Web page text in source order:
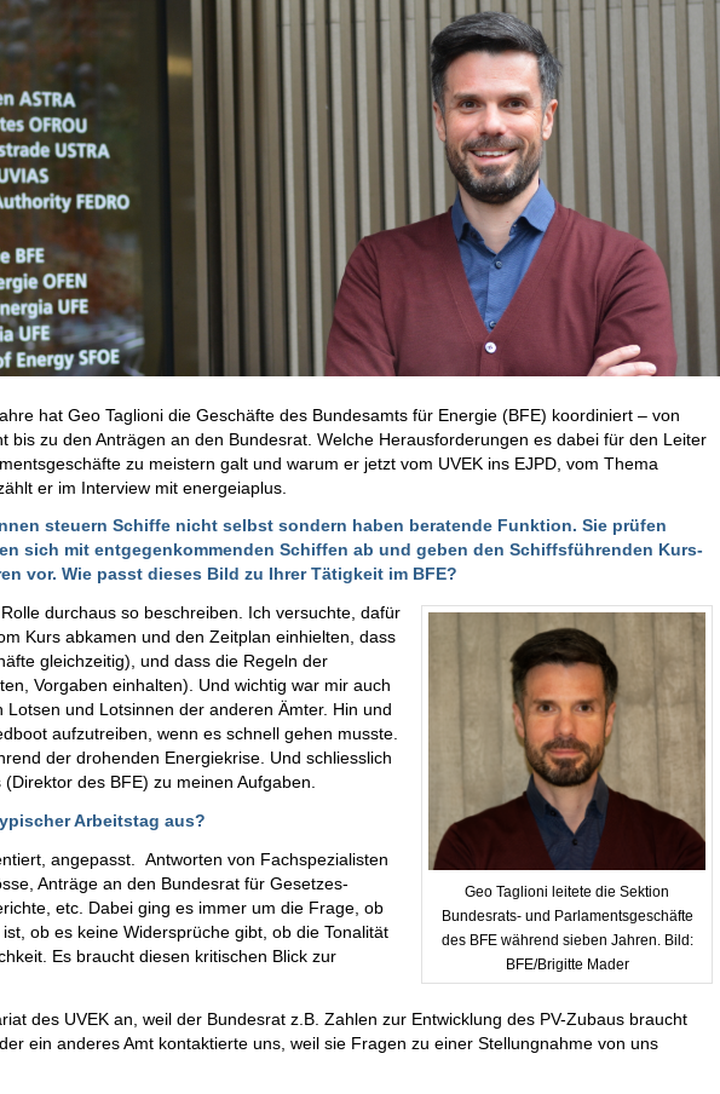
hat Geo Taglioni die Geschäfte des Bundesamts für Energie (BFE) koordiniert – von
bis zu den Anträgen an den Bundesrat. Welche Herausforderungen es dabei für den Leiter
zu meistern galt und warum er jetzt vom UVEK ins EJPD, vom Thema
er im Interview mit energeiaplus.
steuern Schiffe nicht selbst sondern haben beratende Funktion. Sie prüfen
sich mit entgegenkommenden Schiffen ab und geben den Schiffsführenden Kurs-
vor. Wie passt dieses Bild zu Ihrer Tätigkeit im BFE?
Geo Taglioni leitete die Sektion
Bundesrats- und Parlamentsgeschäfte
des BFE während sieben Jahren. Bild:
BFE/Brigitte Mader
durchaus so beschreiben. Ich versuchte, dafür
Kurs abkamen und den Zeitplan einhielten, dass
gleichzeitig), und dass die Regeln der
Vorgaben einhalten). Und wichtig war mir auch
und Lotsinnen der anderen Ämter. Hin und
aufzutreiben, wenn es schnell gehen musste.
der drohenden Energiekrise. Und schliesslich
des BFE) zu meinen Aufgaben.
Arbeitstag aus?
angepasst. Antworten von Fachspezialisten
Anträge an den Bundesrat für Gesetzes-
etc. Dabei ging es immer um die Frage, ob
ob es keine Widersprüche gibt, ob die Tonalität
Es braucht diesen kritischen Blick zur
des UVEK an, weil der Bundesrat z.B. Zahlen zur Entwicklung des PV-Zubaus braucht
ein anderes Amt kontaktierte uns, weil sie Fragen zu einer Stellungnahme von uns